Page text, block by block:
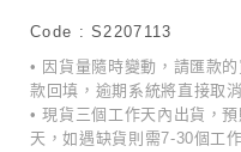
Code : S2207113
• 因貨量隨時變動，請匯款
款回填，逾期系統將直接取
• 現貨三個工作天內出貨，
天，如遇缺貨則需7-30個工